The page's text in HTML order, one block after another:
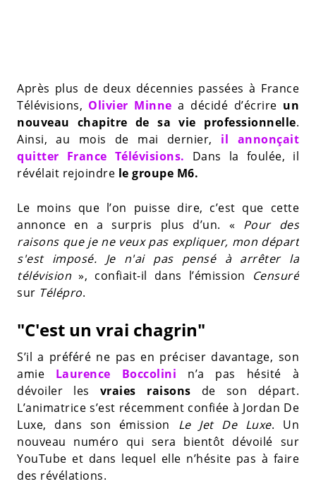
Après plus de deux décennies passées à France
Télévisions, Olivier Minne a décidé d’écrire un
nouveau chapitre de sa vie professionnelle.
Ainsi, au mois de mai dernier, il annonçait
quitter France Télévisions. Dans la foulée, il
révélait rejoindre le groupe M6.
Le moins que l’on puisse dire, c’est que cette
annonce en a surpris plus d’un. « Pour des
raisons que je ne veux pas expliquer, mon départ
s'est imposé. Je n'ai pas pensé à arrêter la
télévision », confiait-il dans l’émission
Censuré
sur Télépro.
"C'est un vrai chagrin"
S’il a préféré ne pas en préciser davantage, son
amie Laurence Boccolini n’a pas hésité à
dévoiler les vraies raisons de son départ.
L’animatrice s’est récemment confiée à Jordan De
Luxe, dans son émission Le Jet De Luxe. Un
nouveau numéro qui sera bientôt dévoilé sur
YouTube et dans lequel elle n’hésite pas à faire
des révélations.